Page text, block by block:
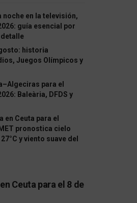
en la televisión,
guía esencial por
historia
Juegos Olímpicos y
para el
Baleària, DFDS y
Ceuta para el
pronostica cielo
y viento suave del
Ceuta para el 8 de